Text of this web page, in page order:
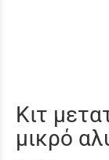
Κιτ
μικρό